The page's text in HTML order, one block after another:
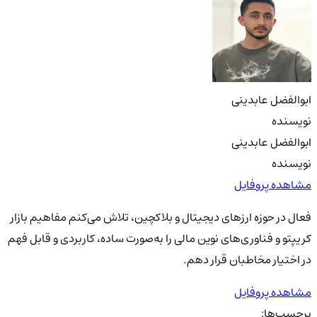
ابوالفضل عابدینی
نویسنده
ابوالفضل عابدینی
نویسنده
مشاهده پروفایل
فعال در حوزه ارزهای دیجیتال و بلاکچین، تلاش می‌کنم مفاهیم بازار
کریپتو و فناوری‌های نوین مالی را به‌صورت ساده، کاربردی و قابل فهم
در اختیار مخاطبان قرار دهم.
مشاهده پروفایل